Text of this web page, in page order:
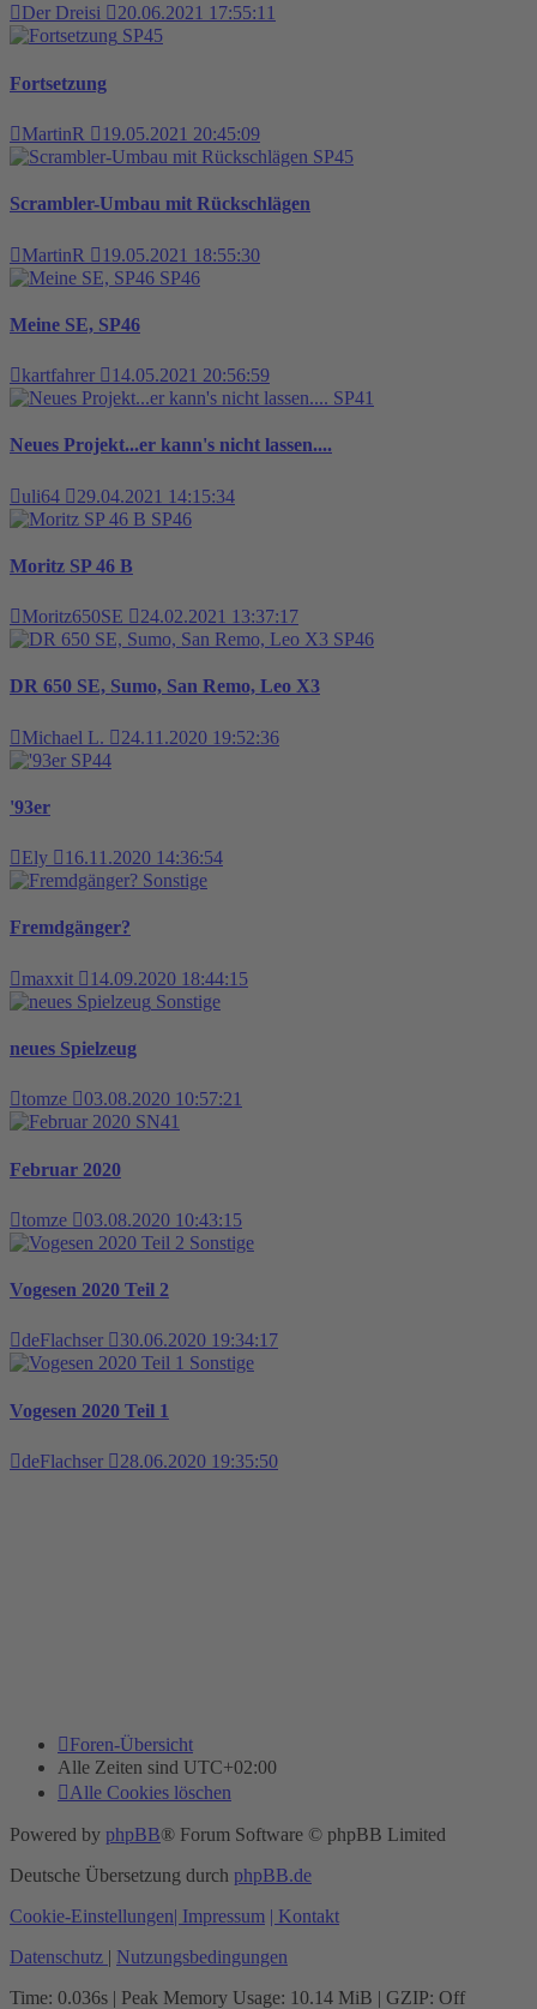
Der Dreisi
20.06.2021 17:55:11
SP45
Fortsetzung
MartinR
19.05.2021 20:45:09
SP45
Scrambler-Umbau mit Rückschlägen
MartinR
19.05.2021 18:55:30
SP46
Meine SE, SP46
kartfahrer
14.05.2021 20:56:59
SP41
Neues Projekt...er kann's nicht lassen....
uli64
29.04.2021 14:15:34
SP46
Moritz SP 46 B
Moritz650SE
24.02.2021 13:37:17
SP46
DR 650 SE, Sumo, San Remo, Leo X3
Michael L.
24.11.2020 19:52:36
SP44
'93er
Ely
16.11.2020 14:36:54
Sonstige
Fremdgänger?
maxxit
14.09.2020 18:44:15
Sonstige
neues Spielzeug
tomze
03.08.2020 10:57:21
SN41
Februar 2020
tomze
03.08.2020 10:43:15
Sonstige
Vogesen 2020 Teil 2
deFlachser
30.06.2020 19:34:17
Sonstige
Vogesen 2020 Teil 1
deFlachser 28.06.2020 19:35:50
Foren-Übersicht
Alle Zeiten sind UTC+02:00
Alle Cookies löschen
Powered by phpBB® Forum Software © phpBB Limited
Deutsche Übersetzung durch phpBB.de
Cookie-Einstellungen| Impressum | Kontakt
Datenschutz | Nutzungsbedingungen
Time: 0.036s | Peak Memory Usage: 10.14 MiB | GZIP: Off